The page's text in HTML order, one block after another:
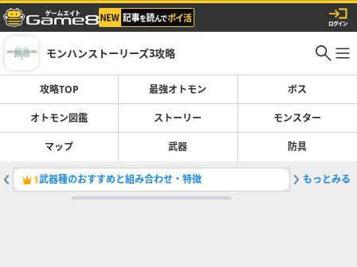
モンハンストーリーズ3攻略
攻略TOP 最強オトモン ボス
オトモン図鑑 ストーリー モンスター
マップ 武器 防具
1武器種のおすすめと組み合わせ・特徴 2オトモ
もっとみる